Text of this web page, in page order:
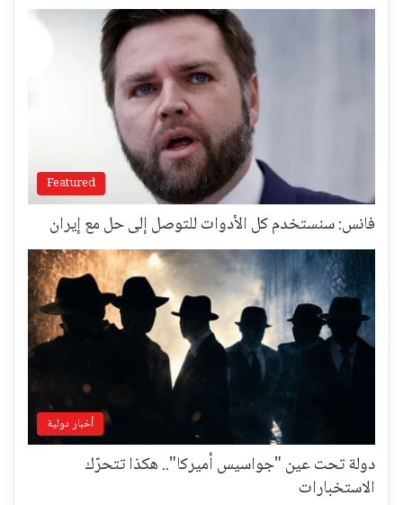
Featured
فانس: سنستخدم كل الأدوات للتوصل إلى حل مع إيران
أخبار دولية
دولة تحت عين "جواسيس أميركا".. هكذا تتحرّك
الاستخبارات